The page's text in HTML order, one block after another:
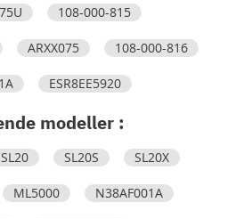
108-000-815
ARXX075 108-000-816
ESR8EE5920
modeller :
SL20 SL20S SL20X
ML5000 N38AF001A